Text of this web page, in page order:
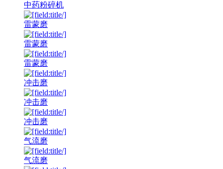
中药粉碎机
雷蒙磨
雷蒙磨
雷蒙磨
冲击磨
冲击磨
冲击磨
气流磨
气流磨